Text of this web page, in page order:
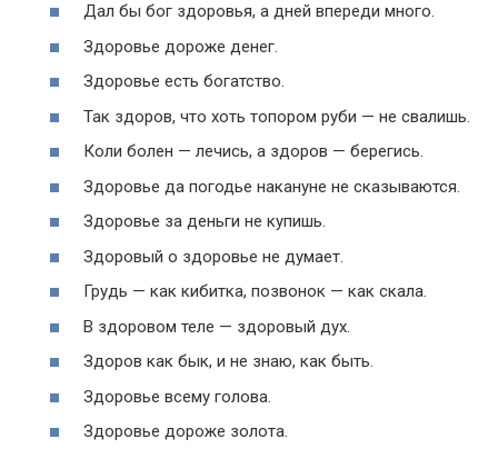
Дал бы бог здоровья, а дней впереди много.
Здоровье дороже денег.
Здоровье есть богатство.
Так здоров, что хоть топором руби — не свалишь.
Коли болен — лечись, а здоров — берегись.
Здоровье да погодье накануне не сказываются.
Здоровье за деньги не купишь.
Здоровый о здоровье не думает.
Грудь — как кибитка, позвонок — как скала.
В здоровом теле — здоровый дух.
Здоров как бык, и не знаю, как быть.
Здоровье всему голова.
Здоровье дороже золота.